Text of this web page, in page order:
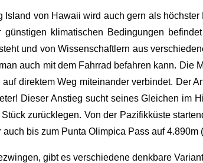
Island von Hawaii wird auch gern als
günstigen klimatischen Bedingungen
und von Wissenschaftlern aus
auch mit dem Fahrrad befahren kann.
direktem Weg miteinander verbindet. Der
Dieser Anstieg sucht seines Gleichen im
zurücklegen. Von der Pazifikküste
bis zum Punta Olimpica Pass auf 4.890m
gibt es verschiedene denkbare